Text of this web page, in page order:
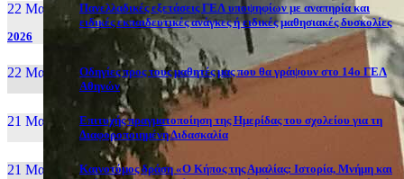
22 Μαι, 26
Πανελλαδικές εξετάσεις ΓΕΛ υποψηφίων με αναπηρία και
ειδικές εκπαιδευτικές ανάγκες ή ειδικές μαθησιακές δυσκολίες
2026
22 Μαι, 26
Οδηγίες προς τους μαθητές μας που θα γράψουν στο 14ο ΓΕΛ
Αθηνών
21 Μαι, 26
Επιτυχής πραγματοποίηση της Ημερίδας του σχολείου για τη
Διαφοροποιημένη Διδασκαλία
21 Μαι, 26
Καινοτόμος δράση «Ο Κήπος της Αμαλίας: Ιστορία, Μνήμη και